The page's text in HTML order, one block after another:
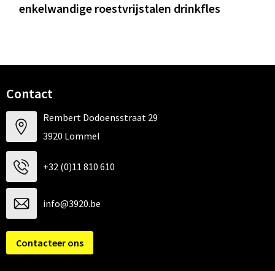
enkelwandige roestvrijstalen drinkfles
Contact
Rembert Dodoensstraat 29
3920 Lommel
+32 (0)11 810 610
info@3920.be
Contacteer ons